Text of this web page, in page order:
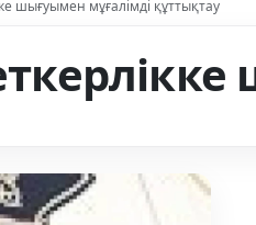
шығуымен мұғалімді құттықтау